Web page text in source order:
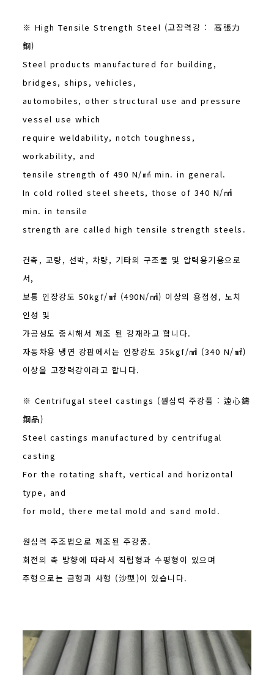
※ High Tensile Strength Steel (고장력강 : 高張力
鋼)
Steel products manufactured for building,
bridges, ships, vehicles,
automobiles, other structural use and pressure
vessel use which
require weldability, notch toughness,
workability, and
tensile strength of 490 N/㎟ min. in general.
In cold rolled steel sheets, those of 340 N/㎟
min. in tensile
strength are called high tensile strength steels.
건축, 교량, 선박, 차량, 기타의 구조물 및 압력용기용으로
서,
보통 인장강도 50kgf/㎟ (490N/㎟) 이상의 용접성, 노치
인성 및
가공성도 중시해서 제조 된 강재라고 합니다.
자동차용 냉연 강판에서는 인장강도 35kgf/㎟ (340 N/㎟)
이상을 고장력강이라고 합니다.
※ Centrifugal steel castings (원심력 주강품 : 遠心鑄
鋼品)
Steel castings manufactured by centrifugal
casting
For the rotating shaft, vertical and horizontal
type, and
for mold, there metal mold and sand mold.
원심력 주조법으로 제조된 주강품.
회전의 축 방향에 따라서 직립형과 수평형이 있으며
주형으로는 금형과 사형 (沙型)이 있습니다.